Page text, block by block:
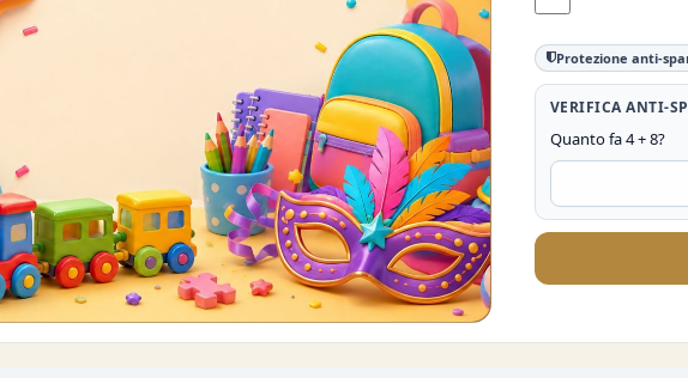
Protezione anti-
VERIFICA ANTI-
Quanto fa 4 + 8?